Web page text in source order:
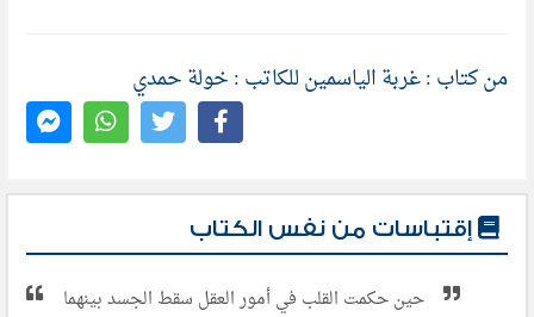
من كتاب : غربة الياسمين للكاتب : خولة حمدي
إقتباسات من نفس الكتاب
حين حكمت القلب في أمور العقل سقط الجسد بينهما